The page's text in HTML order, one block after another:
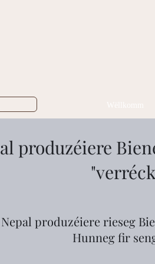
produzéiere
produzéiere rieseg
Hunneg fir